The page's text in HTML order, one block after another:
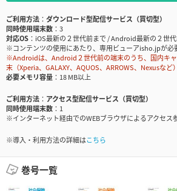
ご利用方法
ダウンロード型配信サービス（買切型）
同時使用端末数
3
対応OS
iOS最新の２世代前まで / Android最新の２世
※コンテンツの使用にあたり、専用ビューアisho.jpが必
※Androidは、Android２世代前の端末のうち、国内キ
末（Xperia、GALAXY、AQUOS、ARROWS、Nexusな
必要メモリ容量
18 MB以上
ご利用方法
アクセス型配信サービス（買切型）
同時使用端末数
1
※インターネット経由でのWEBブラウザによるアクセス
※導入・利用方法の詳細はこちら
巻号一覧